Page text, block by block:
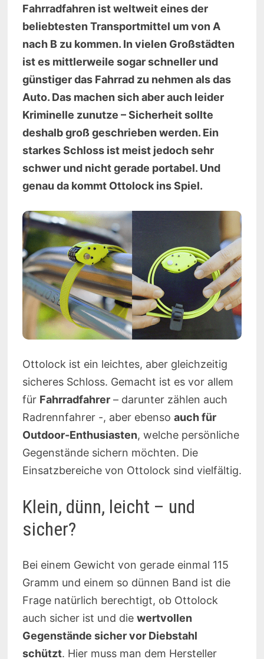
Fahrradfahren ist weltweit eines der
beliebtesten Transportmittel um von A
nach B zu kommen. In vielen Großstädten
ist es mittlerweile sogar schneller und
günstiger das Fahrrad zu nehmen als das
Auto. Das machen sich aber auch leider
Kriminelle zunutze – Sicherheit sollte
deshalb groß geschrieben werden. Ein
starkes Schloss ist meist jedoch sehr
schwer und nicht gerade portabel. Und
genau da kommt Ottolock ins Spiel.
Ottolock ist ein leichtes, aber gleichzeitig
sicheres Schloss. Gemacht ist es vor allem
für Fahrradfahrer– darunter zählen auch
Radrennfahrer -, aber ebenso auch für
Outdoor-Enthusiasten, welche persönliche
Gegenstände sichern möchten. Die
Einsatzbereiche von Ottolock sind vielfältig.
Klein, dünn, leicht – und
sicher?
Bei einem Gewicht von gerade einmal 115
Gramm und einem so dünnen Band ist die
Frage natürlich berechtigt, ob Ottolock
auch sicher ist und die wertvollen
Gegenstände sicher vor Diebstahl
schützt. Hier muss man dem Hersteller